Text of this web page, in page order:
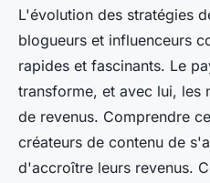
L'Évolution
Monétisation
Blogueurs et
Ayoub•15 octobre 2024•7
L'évolution des stratégies
blogueurs et influenceurs
rapides et fascinants. Le
transforme, et avec lui, les
de revenus. Comprendre
créateurs de contenu de
d'accroître leurs revenus.